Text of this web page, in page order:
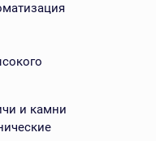
и камни